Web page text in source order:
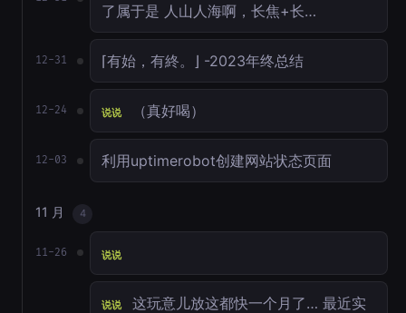
了属于是 人山人海啊，长焦+长…
12-31 ⌈有始，有終。⌋ -2023年终总结
12-24 说说 （真好喝）
12-03 利用uptimerobot创建网站状态页面
11 月 4
11-26 说说
说说
这玩意儿放这都快一个月了… 最近实